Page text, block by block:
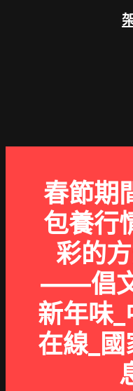
春節期
包養行
彩的
——倡
新年味
在線_